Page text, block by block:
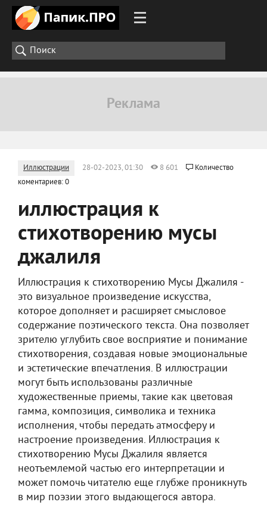
Иллюстрации 28-02-2023, 01:30 8 601
Количество
коментариев: 0
иллюстрация к
стихотворению мусы
джалиля
Иллюстрация к стихотворению Мусы Джалиля -
это визуальное произведение искусства,
которое дополняет и расширяет смысловое
содержание поэтического текста. Она позволяет
зрителю углубить свое восприятие и понимание
стихотворения, создавая новые эмоциональные
и эстетические впечатления. В иллюстрации
могут быть использованы различные
художественные приемы, такие как цветовая
гамма, композиция, символика и техника
исполнения, чтобы передать атмосферу и
настроение произведения. Иллюстрация к
стихотворению Мусы Джалиля является
неотъемлемой частью его интерпретации и
может помочь читателю еще глубже проникнуть
в мир поэзии этого выдающегося автора.